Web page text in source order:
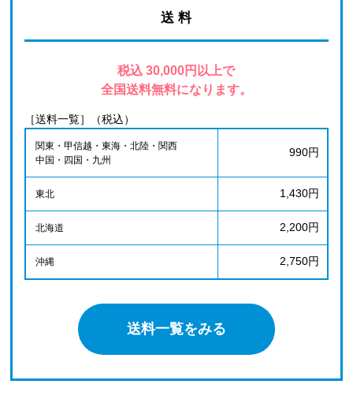
送 料
税込 30,000円以上で
全国送料無料になります。
［送料一覧］（税込）
関東・甲信越・東海・北陸・関西
中国・四国・九州
990円
東北 1,430円
北海道 2,200円
沖縄 2,750円
送料一覧をみる